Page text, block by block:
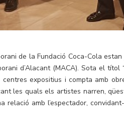
de la Fundació Coca-Cola
d’Alacant (MACA). Sota el títol
expositius i compta amb
les quals els artistes narren,
relació amb l’espectador,